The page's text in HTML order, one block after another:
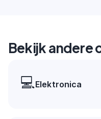
Bekijk andere
💻Elektronica